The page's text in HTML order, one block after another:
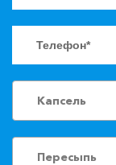
Капсель
Пересыпь